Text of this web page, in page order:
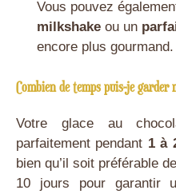
Vous pouvez
milkshakeou un
encore plus gourmand.
Combien de temps puis-je garder
Votre glace au
parfaitement pendant 1 à
bien qu’il soit préférable
10 jours pour garantir